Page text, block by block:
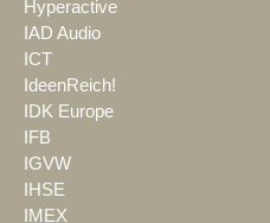
Hyperactive
IAD Audio
ICT
IdeenReich!
IDK Europe
IFB
IGVW
IHSE
IMEX